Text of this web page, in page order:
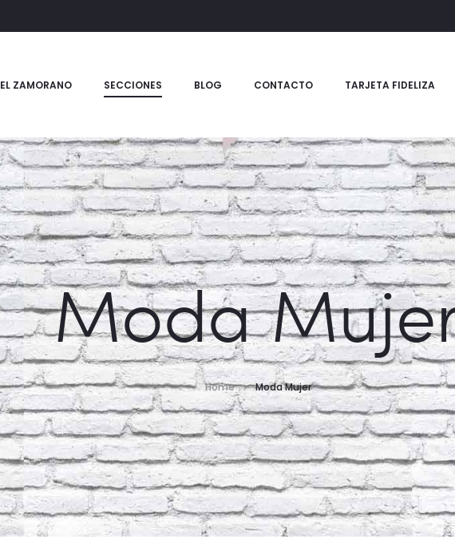
EL ZAMORANO SECCIONES BLOG CONTACTO TARJETA FIDELIZA
Moda
Home Moda Mujer